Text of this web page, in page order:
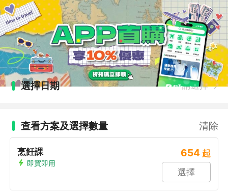
選擇日期 請選擇
查看方案及選擇數量 清除
烹飪課
即買即用
654 起
選擇